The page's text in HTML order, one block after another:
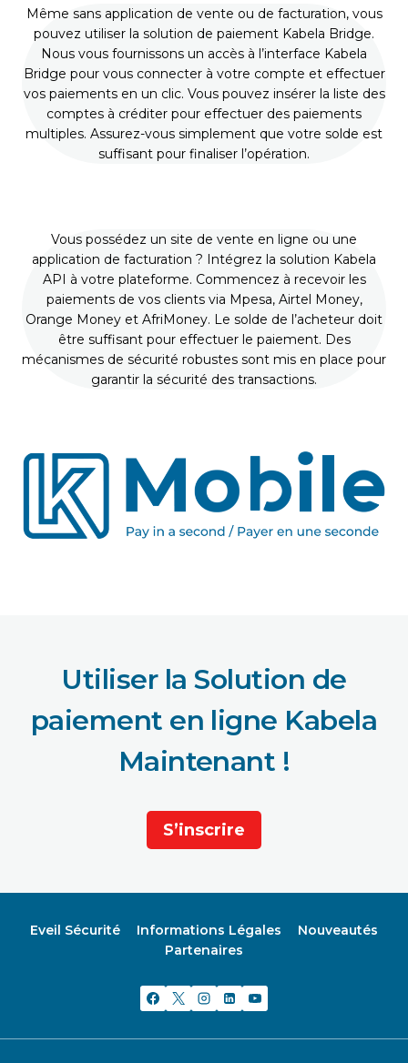
Même sans application de vente ou de facturation, vous
pouvez utiliser la solution de paiement Kabela Bridge.
Nous vous fournissons un accès à l’interface Kabela
Bridge pour vous connecter à votre compte et effectuer
vos paiements en un clic. Vous pouvez insérer la liste des
comptes à créditer pour effectuer des paiements
multiples. Assurez-vous simplement que votre solde est
suffisant pour finaliser l’opération.
Vous possédez un site de vente en ligne ou une
application de facturation ? Intégrez la solution Kabela
API à votre plateforme. Commencez à recevoir les
paiements de vos clients via Mpesa, Airtel Money,
Orange Money et AfriMoney. Le solde de l’acheteur doit
être suffisant pour effectuer le paiement. Des
mécanismes de sécurité robustes sont mis en place pour
garantir la sécurité des transactions.
Utiliser la Solution de
paiement en ligne Kabela
Maintenant !
S’inscrire
Eveil Sécurité Informations Légales
Nouveautés
Partenaires